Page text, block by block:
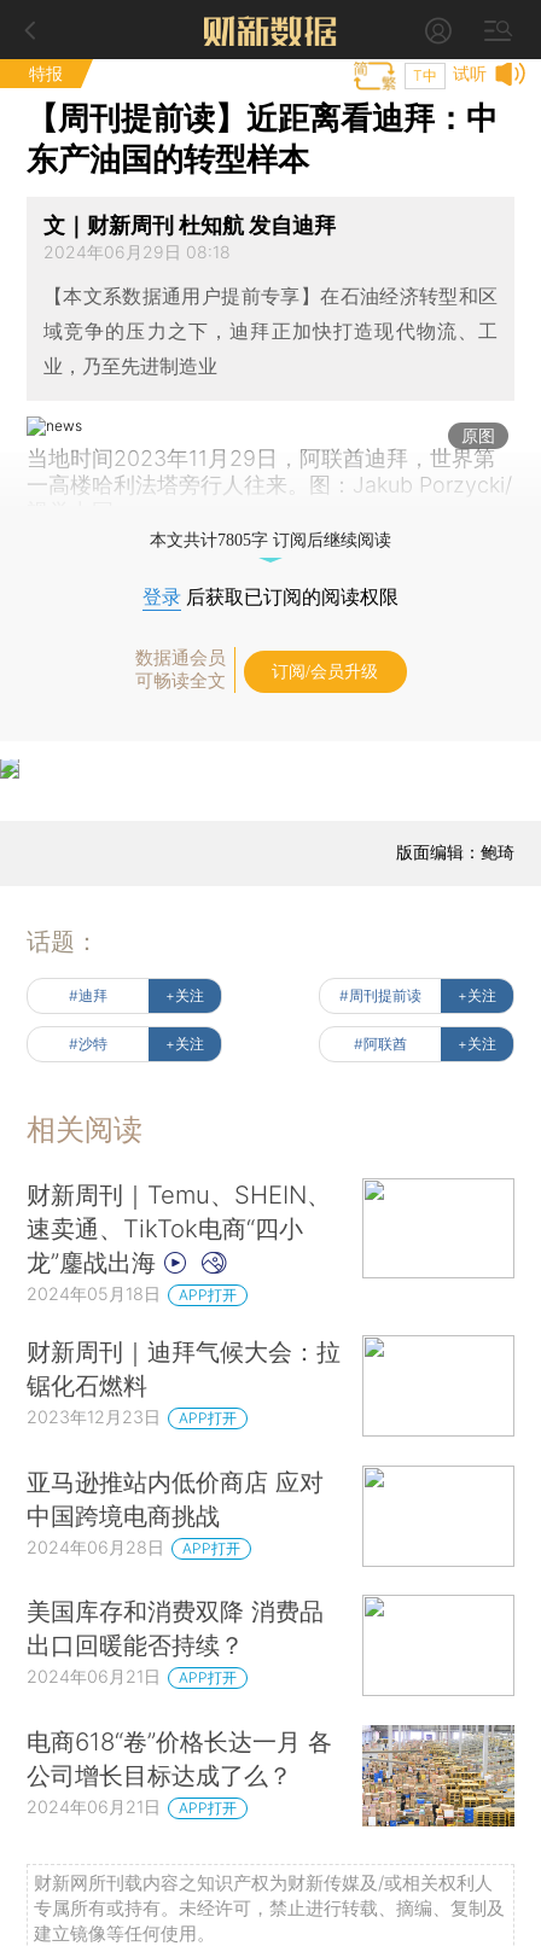
特报 试听
T中
【周刊提前读】近距离看迪拜：中
东产油国的转型样本
文｜财新周刊 杜知航 发自迪拜
2024年06月29日 08:18
【本文系数据通用户提前专享】在石油经济转型和区
域竞争的压力之下，迪拜正加快打造现代物流、工
业，乃至先进制造业
原图
当地时间2023年11月29日，阿联酋迪拜，世界第
一高楼哈利法塔旁行人往来。图：Jakub Porzycki/
本文共计7805字 订阅后继续阅读
登录 后获取已订阅的阅读权限
数据通会员
可畅读全文
订阅/会员升级
版面编辑：鲍琦
话题：
#迪拜 +关注 #周刊提前读 +关注
#沙特 +关注 #阿联酋 +关注
相关阅读
财新周刊｜Temu、SHEIN、
速卖通、TikTok电商“四小
龙”鏖战出海
2024年05月18日 APP打开
财新周刊｜迪拜气候大会：拉
锯化石燃料
2023年12月23日 APP打开
亚马逊推站内低价商店 应对
中国跨境电商挑战
2024年06月28日 APP打开
美国库存和消费双降 消费品
出口回暖能否持续？
2024年06月21日 APP打开
电商618“卷”价格长达一月 各
公司增长目标达成了么？
2024年06月21日 APP打开
财新网所刊载内容之知识产权为财新传媒及/或相关权利人
专属所有或持有。未经许可，禁止进行转载、摘编、复制及
建立镜像等任何使用。